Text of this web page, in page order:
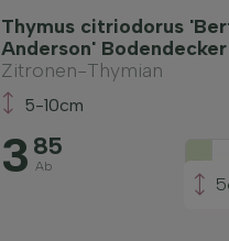
Thymus citriodorus
Anderson' Bodendecker
Zitronen-Thymian
5-10cm
3 85
Ab -